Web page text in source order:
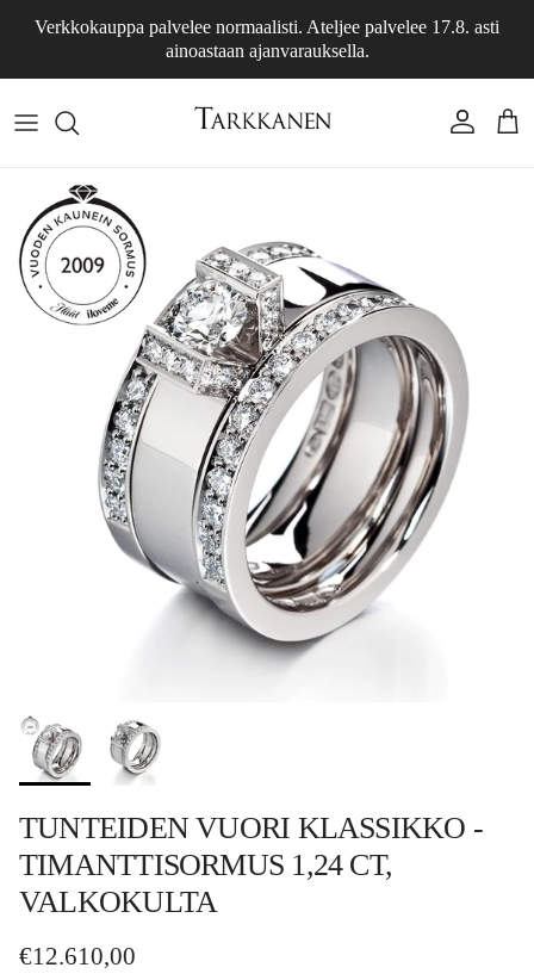
Verkkokauppa palvelee normaalisti. Ateljee palvelee 17.8. asti
ainoastaan ajanvarauksella.
Tili
Siirry tuotetietoihin
TUNTEIDEN VUORI KLASSIKKO -
TIMANTTISORMUS 1,24 CT,
VALKOKULTA
Normaalihinta
€12.610,00